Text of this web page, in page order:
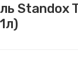
Standox